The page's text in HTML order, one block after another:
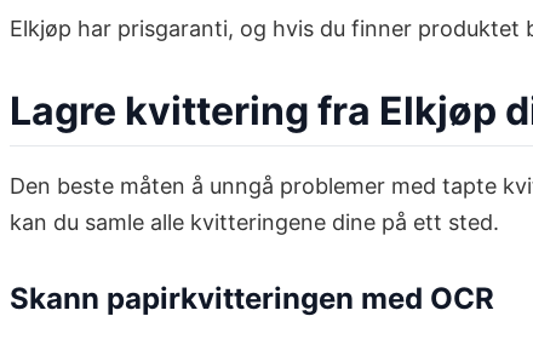
Elkjøp har prisgaranti, og hvis du finner
Lagre kvittering fra Elkjøp
Den beste måten å unngå problemer med tapte
kan du samle alle kvitteringene dine på ett sted.
Skann papirkvitteringen med OCR